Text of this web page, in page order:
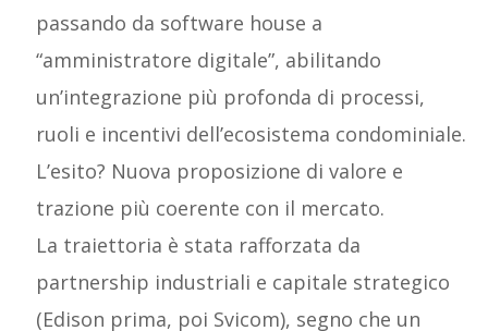
passando da software house a
“amministratore digitale”, abilitando
un’integrazione più profonda di processi,
ruoli e incentivi dell’ecosistema condominiale.
L’esito? Nuova proposizione di valore e
trazione più coerente con il mercato.
La traiettoria è stata rafforzata da
partnership industriali e capitale strategico
(Edison prima, poi Svicom), segno che un